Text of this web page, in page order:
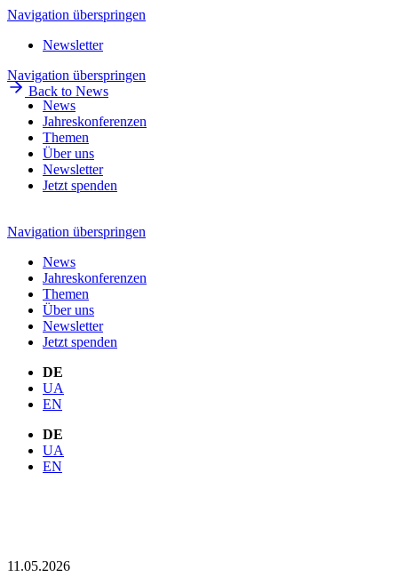
Navigation überspringen
Newsletter
Navigation überspringen
News
Jahreskonferenzen
Themen
Über uns
Newsletter
Jetzt spenden
Navigation überspringen
News
Jahreskonferenzen
Themen
Über uns
Newsletter
Jetzt spenden
DE
UA
EN
DE
UA
EN
Back to News
11.05.2026